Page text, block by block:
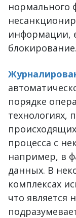
нормального
информации,
блокирование.
порядке
технологиях,
процесса с
например, в
данных. В
комплексах
что является